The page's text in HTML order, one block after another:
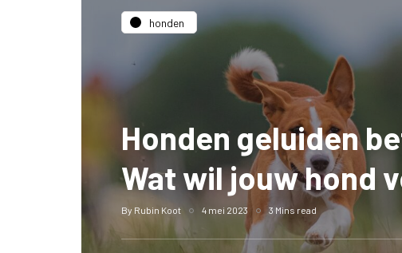
honden
Honden geluiden
Wat wil jouw hond
By Rubin Koot 4 mei 2023 3 Mins read